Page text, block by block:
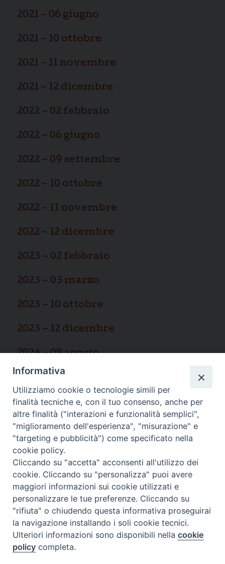
2021 – 06 giugno
2021 – 10 ottobre
2021 – 11 novembre
2021 – 12 dicembre
2022 – 02 febbraio
2022 – 06 giugno
2022 – 09 settembre
2022 – 10 ottobre
2022 – 11 novembre
2022 – 12 dicembre
2023 – 02 febbraio
2023 – 03 marzo
2023 – 10 ottobre
2023 – 12 dicembre
2024 – 08 agosto
2025 – 03 marzo
Paolo”
Via Cifali 5-7
95123 Catania - Italia
E-mail:redazione@sdbsicilia.org
Informativa
Utilizziamo cookie o tecnologie simili per
finalità tecniche e, con il tuo consenso, anche per
altre finalità ("interazioni e funzionalità semplici",
"miglioramento dell'esperienza", "misurazione" e
"targeting e pubblicità") come specificato nella
cookie policy.
Cliccando su "accetta" acconsenti all'utilizzo dei
cookie. Cliccando su "personalizza" puoi avere
maggiori informazioni sui cookie utilizzati e
personalizzare le tue preferenze. Cliccando su
"rifiuta" o chiudendo questa informativa proseguirai
la navigazione installando i soli cookie tecnici.
Ulteriori informazioni sono disponibili nellacookie
policy completa.